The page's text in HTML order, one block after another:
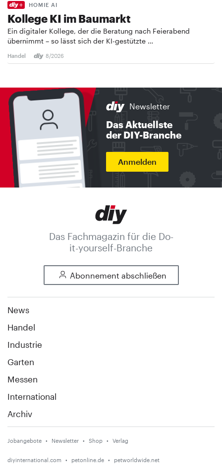
HOMIE AI
Kollege KI im Baumarkt
Ein digitaler Kollege, der die Beratung nach Feierabend
übernimmt – so lässt sich der KI-gestützte …
Handel 8/2026
Newsletter
Das Aktuellste
der DIY-Branche
Anmelden
Das Fachmagazin für die Do-
it-yourself-Branche
Abonnement abschließen
News
Handel
Industrie
Garten
Messen
International
Archiv
Jobangebote Newsletter Shop Verlag
diyinternational.com petonline.de petworldwide.net